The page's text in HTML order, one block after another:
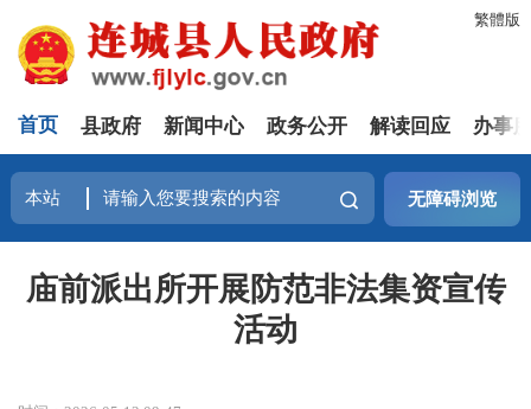
繁體版
首页 县政府 新闻中心 政务公开 解读回应 办事
无障碍浏览
庙前派出所开展防范非法集资宣传
活动